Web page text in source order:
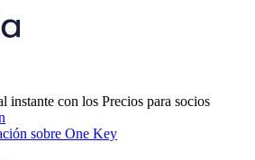
instante con los Precios para socios
sobre One Key